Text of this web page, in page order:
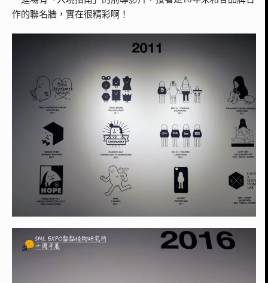
作的聯名牆，實在很精彩啊！